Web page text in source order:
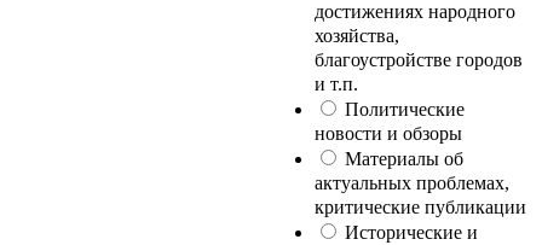
достижениях народного
хозяйства,
благоустройстве городов
и т.п.
Политические
новости и обзоры
Материалы об
актуальных проблемах,
критические публикации
Исторические и